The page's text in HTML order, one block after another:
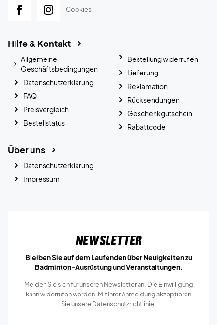
Cookies
Hilfe & Kontakt
Allgemeine
Geschäftsbedingungen
Datenschutzerklärung
FAQ
Preisvergleich
Bestellstatus
Bestellung widerrufen
Lieferung
Reklamation
Rücksendungen
Geschenkgutschein
Rabattcode
Über uns
Datenschutzerklärung
Impressum
Newsletter
Bleiben Sie auf dem Laufenden über Neuigkeiten zu
Badminton-Ausrüstung und Veranstaltungen.
Melden Sie sich für unseren Newsletter an. Die Einwilligung
kann widerrufen werden. Mit Ihrer Anmeldung akzeptieren
Sie unsereDatenschutzrichtlinie.